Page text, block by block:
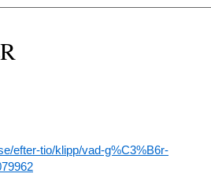
efter-tio/klipp/vad-g%C3%B6r-